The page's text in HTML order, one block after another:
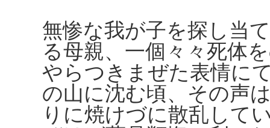
無惨な我が子を探し当
る母親、一個々々死体
やらつきまぜた表情に
の山に沈む頃、その声
りに焼けづに散乱して